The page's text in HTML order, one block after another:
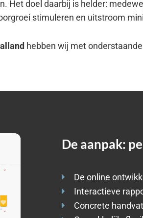
Het doel daarbij is helder:
stimuleren en uitstroom
hebben wij met
De aanpak:
De online
Interactieve
Concrete